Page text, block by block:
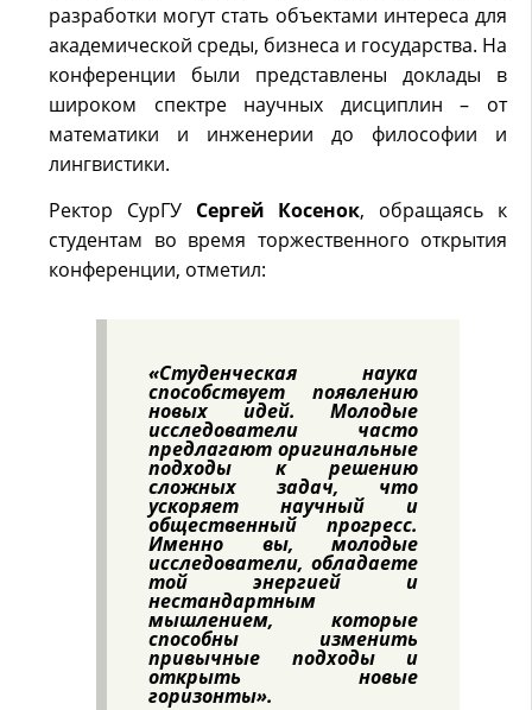
разработки могут стать объектами интереса для
академической среды, бизнеса и государства. На
конференции были представлены доклады в
широком спектре научных дисциплин – от
математики и инженерии до философии и
лингвистики.
Ректор СурГУ Сергей Косенок, обращаясь к
студентам во время торжественного открытия
конференции, отметил:
«Студенческая наука
способствует появлению
новых идей. Молодые
исследователи часто
предлагают оригинальные
подходы к решению
сложных задач, что
ускоряет научный и
общественный прогресс.
Именно вы, молодые
исследователи, обладаете
той энергией и
нестандартным
мышлением, которые
способны изменить
привычные подходы и
открыть новые
горизонты».